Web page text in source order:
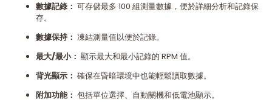
數據記錄： 可存儲最多 100 組測量數據，便於詳細分析和記錄保
存。
數據保持： 凍結測量值以便於記錄。
最大/最小： 顯示最大和最小記錄的 RPM 值。
背光顯示： 確保在昏暗環境中也能輕鬆讀取數據。
附加功能： 包括單位選擇、自動關機和低電池顯示。